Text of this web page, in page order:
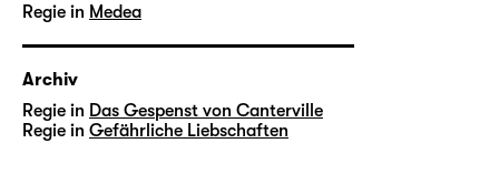
Regie in Medea
Archiv
Regie in Das Gespenst von Canterville
Regie in Gefährliche Liebschaften